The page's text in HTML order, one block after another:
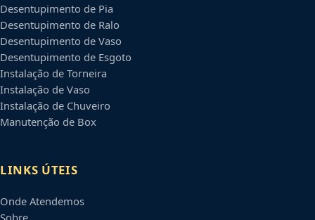
Desentupimento de Pia
Desentupimento de Ralo
Desentupimento de Vaso
Desentupimento de Esgoto
Instalação de Torneira
Instalação de Vaso
Instalação de Chuveiro
Manutenção de Box
LINKS ÚTEIS
Onde Atendemos
Sobre